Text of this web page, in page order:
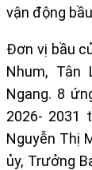
vận động
Đơn vị bầu
Nhum, Tân
Ngang. 8
2026- 2031
Nguyễn Thị
ủy, Trưởng